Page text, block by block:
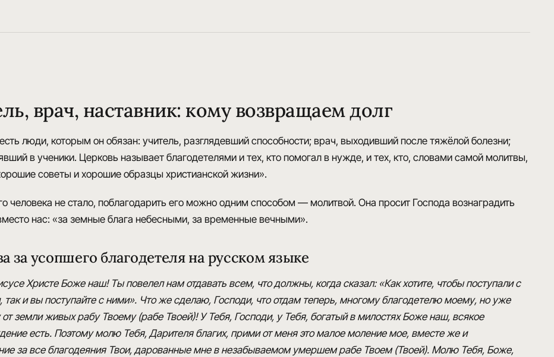
врач, наставник: кому возвращаем долг
люди, которым он обязан: учитель, разглядевший способности; врач, выходивший после тяжёлой болезни;
в ученики. Церковь называет благодетелями и тех, кто помогал в нужде, и тех, кто, словами самой молитвы,
советы и хорошие образцы христианской жизни».
человека не стало, поблагодарить его можно одним способом — молитвой. Она просит Господа вознаградить
нас: «за земные блага небесными, за временные вечными».
за усопшего благодетеля на русском языке
Христе Боже наш! Ты повелел нам отдавать всем, что должны, когда сказал: «Как хотите, чтобы поступали с
и вы поступайте с ними». Что же сделаю, Господи, что отдам теперь, многому благодетелю моему, но уже
земли живых рабу Твоему (рабе Твоей)! У Тебя, Господи, у Тебя, богатый в милостях Боже наш, всякое
есть. Поэтому молю Тебя, Дарителя благих, прими от меня это малое моление мое, вместе же и
за все благодеяния Твои, дарованные мне в незабываемом умершем рабе Твоем (Твоей). Молю Тебя, Боже,